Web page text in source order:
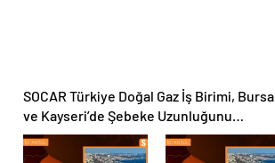
SOCAR Türkiye Doğal Gaz İş Birimi, Bursa
ve Kayseri’de Şebeke Uzunluğunu
Artıracak